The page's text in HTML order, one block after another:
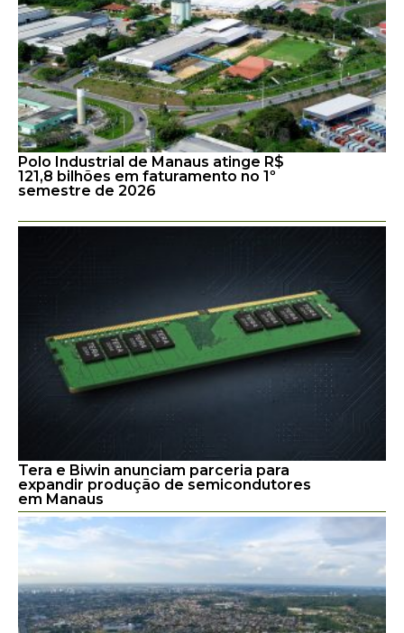
Polo Industrial de Manaus atinge R$
121,8 bilhões em faturamento no 1º
semestre de 2026
Tera e Biwin anunciam parceria para
expandir produção de semicondutores
em Manaus